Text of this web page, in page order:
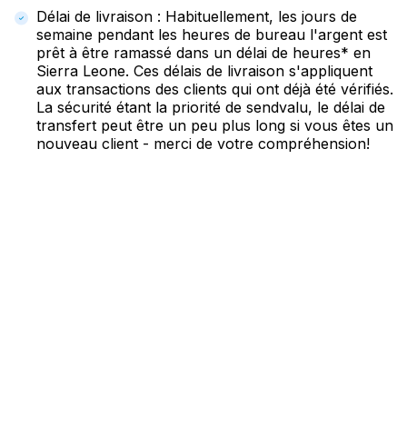
Délai de livraison : Habituellement, les jours de
semaine pendant les heures de bureau l'argent est
prêt à être ramassé dans un délai de heures* en
Sierra Leone. Ces délais de livraison s'appliquent
aux transactions des clients qui ont déjà été vérifiés.
La sécurité étant la priorité de sendvalu, le délai de
transfert peut être un peu plus long si vous êtes un
nouveau client - merci de votre compréhension!